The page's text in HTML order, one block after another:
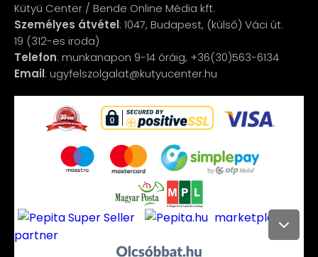
Kütyü Center / Bende Online Média kft.
Személyes átvétel: 1047, Budapest, (külső) Váci út.
19 (312-es iroda)
Telefon: munkanapon 9-14 óráig, +36(30)563-6134
Email: ugyfelszolgalat@kutyucenter.hu
marketplace
partner